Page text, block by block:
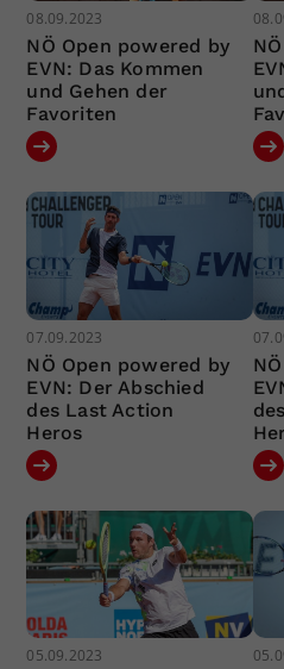
08.09.2023
NÖ Open powered by
EVN: Das Kommen
und Gehen der
Favoriten
07.09.2023
NÖ Open powered by
EVN: Der Abschied
des Last Action
Heros
05.09.2023